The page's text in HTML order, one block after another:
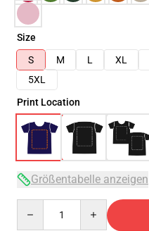
Size
S
M L XL
5XL
Print Location
Größentabelle anzeigen